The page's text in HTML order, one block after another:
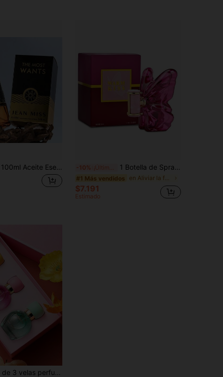
100ml Aceite Esencial de Aromaterapia Estilo Árabe de Oriente Medio sin Llama, Nuevo Diseño, Ambientador Fragante de Larga Duración, Spray de Fragancia para el Hogar, Fragancia Premium, Adecuado para Desodorizar Telas, Ropa, Pantalones, Faldas y Otros Artículos de Uso Diario, Ambientador Portátil, Se Puede Usar para Decoración del Hogar, Cojines, Armarios, Bolsos y Otros Mejoradores de Fragancia, Excelente Opción de Regalo -10% ¡Últimos 3 días 1 Botella de Spray de Fragancia con Forma de Mariposa, Aroma Floral Frutal, Líquido de Aromaterapia sin Llama Inspirado en Marca, Alternativa de Fragancia de Alta Calidad, 2 Aromas de Nicho para Elegir, Efecto Refrescante y Relajante, Adecuado para Uso Diario en Interiores y Exteriores, Viajes, Reuniones y Otras Ocasiones Diarias, Fragancia de Larga Duración para Refrescar el Aire
#1 Más vendidos en Aliviar la fatiga Aromaterapia sin fuego
$7.191
Estimado
Set de regalo de 3 velas perfumadas de Provence de 30ml c/u, con fragancias florales y frutales surtidas, ambientador de aire fresco, set de 3 piezas, regalo de vacaciones para amigos